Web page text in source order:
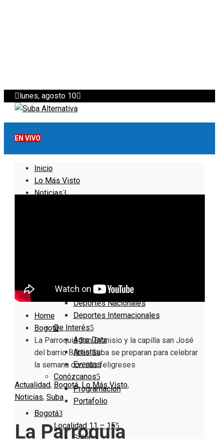
lunes, agosto 10
EN VIVO
Inicio
Lo Más Visto
Noticias
Deportes Locales
Deportes Nacionales
Deportes Internacionales
De Interés
Agro Data
Artistas
Eventos
Conózcanos
Programacion
Portafolio
Bogotá
Localidad 11 – 15
Home
Bogotá
La Parroquia San Dionisio y la capilla san José
del barrio Bilbao Suba se preparan para celebrar
la semana con sus feligreses
Actualidad, Bogotá, Lo Más Visto,
Noticias, Suba
La Parroquia